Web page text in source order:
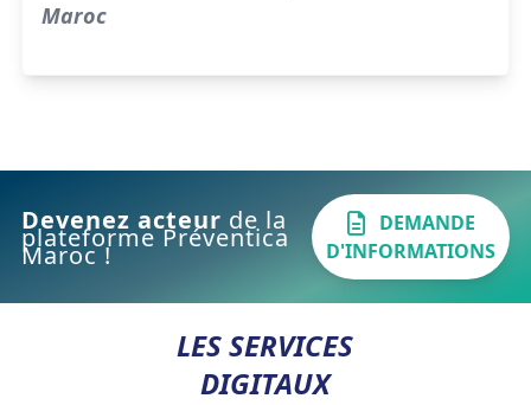
Maroc
Devenez acteur de la
plateforme Préventica
Maroc !
DEMANDE
D'INFORMATIONS
LES SERVICES
DIGITAUX